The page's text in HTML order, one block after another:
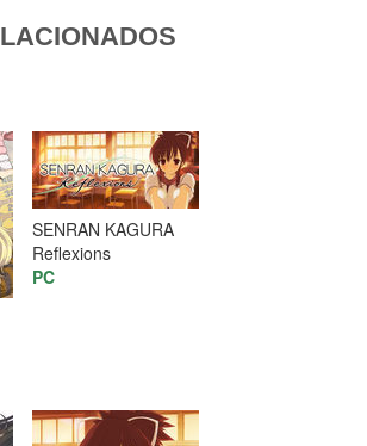
SENRAN KAGURA
Reflexions
PC